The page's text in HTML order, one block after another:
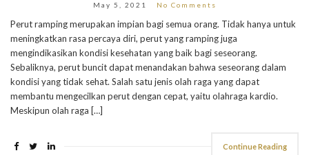
May 5, 2021 No Comments
Perut ramping merupakan impian bagi semua orang. Tidak hanya untuk
meningkatkan rasa percaya diri, perut yang ramping juga
mengindikasikan kondisi kesehatan yang baik bagi seseorang.
Sebaliknya, perut buncit dapat menandakan bahwa seseorang dalam
kondisi yang tidak sehat. Salah satu jenis olah raga yang dapat
membantu mengecilkan perut dengan cepat, yaitu olahraga kardio.
Meskipun olah raga […]
Continue Reading